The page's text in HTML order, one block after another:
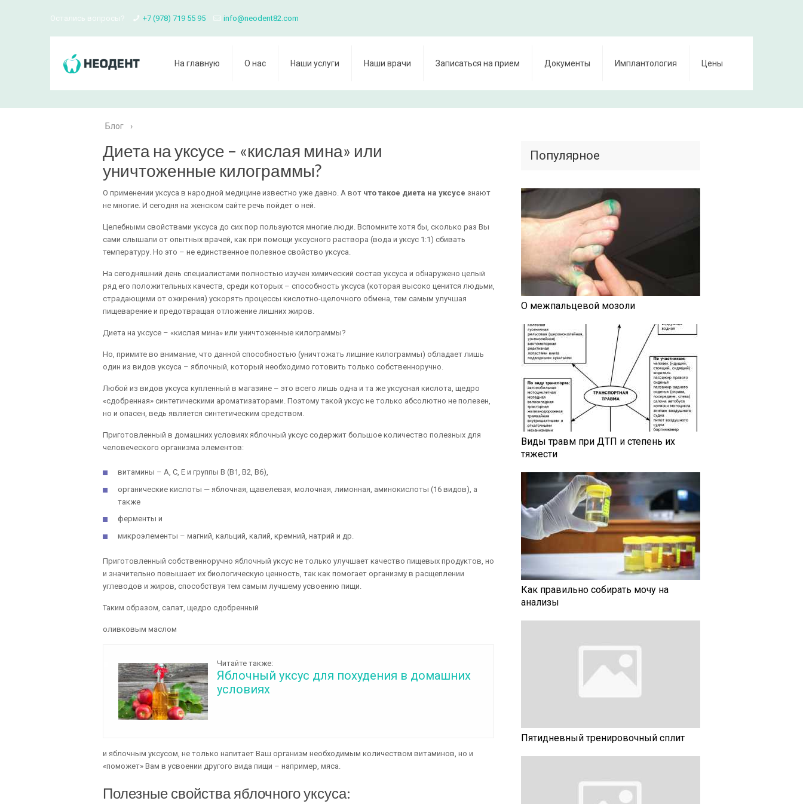
Остались вопросы? +7 (978) 719 55 95 info@neodent82.com
На главную О нас Наши услуги Наши врачи Записаться на прием Документы Имплантология Цены
Блог ›
Диета на уксусе – «кислая мина» или
уничтоженные килограммы?
О применении уксуса в народной медицине известно уже давно. А вот что такое диета на уксусе знают
не многие. И сегодня на женском сайте речь пойдет о ней.
Целебными свойствами уксуса до сих пор пользуются многие люди. Вспомните хотя бы, сколько раз Вы
сами слышали от опытных врачей, как при помощи уксусного раствора (вода и уксус 1:1) сбивать
температуру. Но это – не единственное полезное свойство уксуса.
На сегодняшний день специалистами полностью изучен химический состав уксуса и обнаружено целый
ряд его положительных качеств, среди которых – способность уксуса (которая высоко ценится людьми,
страдающими от ожирения) ускорять процессы кислотно-щелочного обмена, тем самым улучшая
пищеварение и предотвращая отложение лишних жиров.
Диета на уксусе – «кислая мина» или уничтоженные килограммы?
Но, примите во внимание, что данной способностью (уничтожать лишние килограммы) обладает лишь
один из видов уксуса – яблочный, который необходимо готовить только собственноручно.
Любой из видов уксуса купленный в магазине – это всего лишь одна и та же уксусная кислота, щедро
«сдобренная» синтетическими ароматизаторами. Поэтому такой уксус не только абсолютно не полезен,
но и опасен, ведь является синтетическим средством.
Приготовленный в домашних условиях яблочный уксус содержит большое количество полезных для
человеческого организма элементов:
витамины – А, С, Е и группы В (В1, В2, В6),
органические кислоты — яблочная, щавелевая, молочная, лимонная, аминокислоты (16 видов), а
также
ферменты и
микроэлементы – магний, кальций, калий, кремний, натрий и др.
Приготовленный собственноручно яблочный уксус не только улучшает качество пищевых продуктов, но
и значительно повышает их биологическую ценность, так как помогает организму в расщеплении
углеводов и жиров, способствуя тем самым лучшему усвоению пищи.
Таким образом, салат, щедро сдобренный
оливковым маслом
Читайте также:
Яблочный уксус для похудения в домашних
условиях
и яблочным уксусом, не только напитает Ваш организм необходимым количеством витаминов, но и
«поможет» Вам в усвоении другого вида пищи – например, мяса.
Полезные свойства яблочного уксуса:
Популярное
О межпальцевой мозоли
Виды травм при ДТП и степень их
тяжести
Как правильно собирать мочу на
анализы
Пятидневный тренировочный сплит